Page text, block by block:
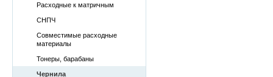
Расходные к матричным
СНПЧ
Совместимые расходные
материалы
Тонеры, барабаны
Чернила